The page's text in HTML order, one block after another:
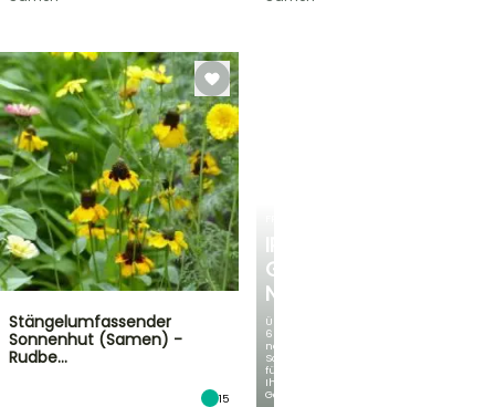
IRIS
GERMANICA
NEUHEITEN
Über
60
neue
Sorten
für
Ihren
Garten!
Stängelumfassender
Sonnenhut (Samen) -
Rudbe…
15